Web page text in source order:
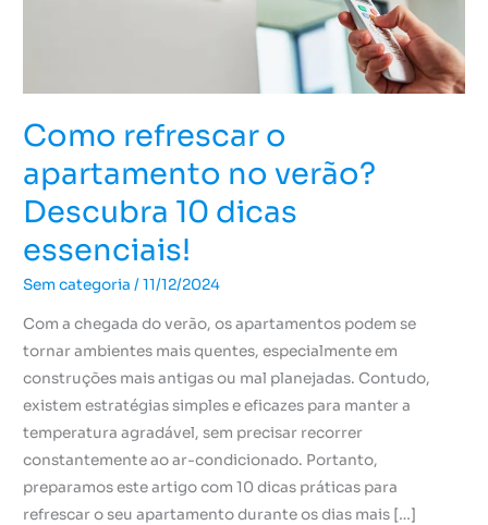
Como refrescar o
apartamento no verão?
Descubra 10 dicas
essenciais!
Sem categoria /11/12/2024
Com a chegada do verão, os apartamentos podem se
tornar ambientes mais quentes, especialmente em
construções mais antigas ou mal planejadas. Contudo,
existem estratégias simples e eficazes para manter a
temperatura agradável, sem precisar recorrer
constantemente ao ar-condicionado. Portanto,
preparamos este artigo com 10 dicas práticas para
refrescar o seu apartamento durante os dias mais […]